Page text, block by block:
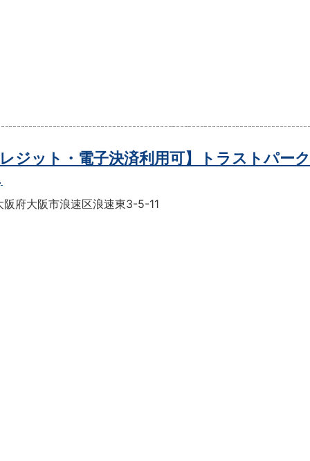
レジット・電子決済利用可】トラストパー
阪府大阪市浪速区浪速東3-5-11